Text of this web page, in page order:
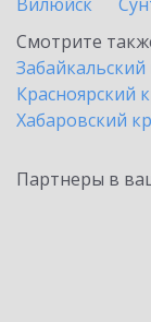
Смотрите
Забайкальский
Красноярский
Хабаровский
Партнеры в